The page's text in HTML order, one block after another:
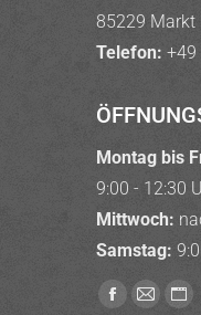
85229 Markt
Telefon: +49
Montag bis
9:00 - 12:30
Mittwoch:
Samstag:
Finden Sie
Facebook
E-